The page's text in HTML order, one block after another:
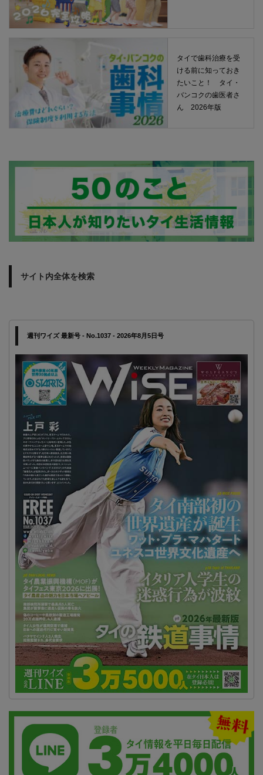
タイで歯科治療を受
ける前に知っておき
たいこと！ タイ・
バンコクの歯医者さ
ん 2026年版
サイト内全体を検索
週刊ワイズ 最新号 - No.1037 - 2026年8月5日号